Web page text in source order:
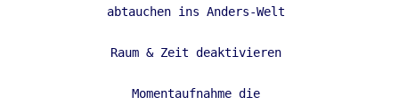
abtauchen ins Anders-Welt
Raum & Zeit deaktivieren
Momentaufnahme die